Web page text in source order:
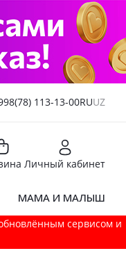
113-13-00RUUZ
Личный кабинет
МАМА И МАЛЫШ
сервисом и